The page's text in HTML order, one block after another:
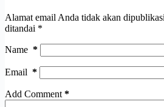
Alamat email Anda tidak akan
ditandai *
Name *
Email *
Add Comment *